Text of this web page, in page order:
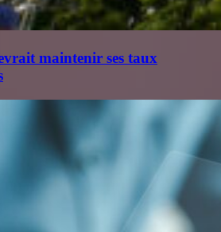
maintenir ses taux